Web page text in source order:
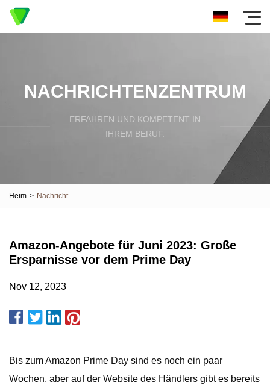
NACHRICHTENZENTRUM
ERFAHREN UND KOMPETENT IN
IHREM BERUF.
Heim > Nachricht
Amazon-Angebote für Juni 2023: Große
Ersparnisse vor dem Prime Day
Nov 12, 2023
Bis zum Amazon Prime Day sind es noch ein paar
Wochen, aber auf der Website des Händlers gibt es bereits